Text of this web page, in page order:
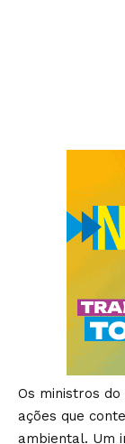
Os ministros
ações que
ambiental. Um